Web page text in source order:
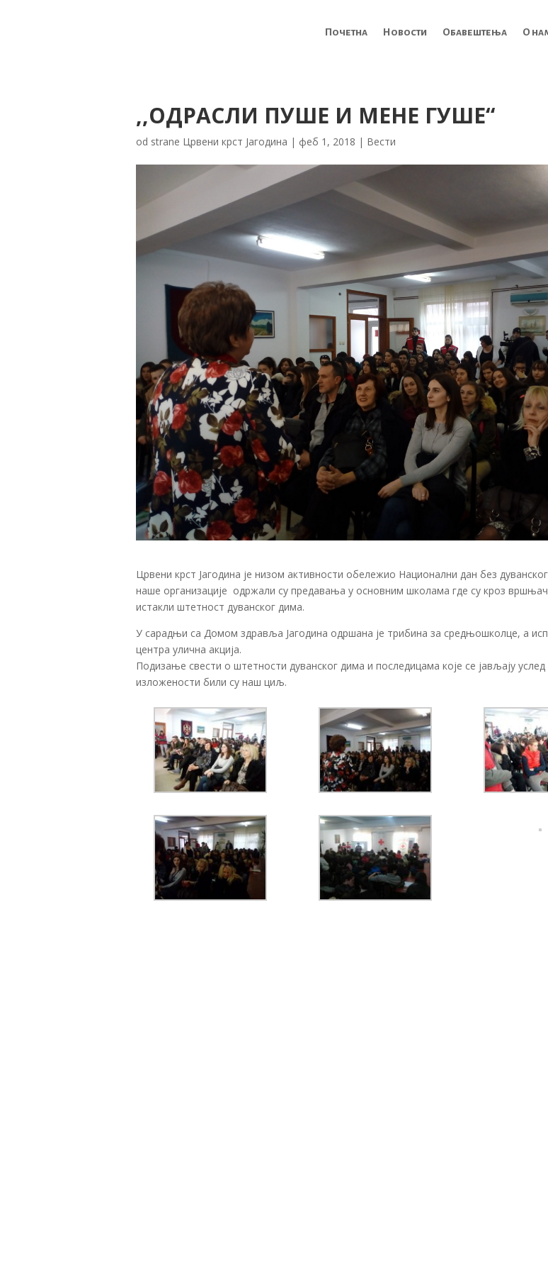
Почетна Новости Обавештења О
,,ОДРАСЛИ ПУШЕ И МЕНЕ ГУШЕ“
od strane Црвени крст Јагодина | феб 1, 2018 | Вести
Црвени крст Јагодина је низом активности обележио Национални дан без
наше организације одржали су предавања у основним школама где су кроз
истакли штетност дуванског дима.
У сарадњи са Домом здравља Јагодина одршана је трибина за средњошколце, а
центра улична акција.
Подизање свести о штетности дуванског дима и последицама које се јављају услед
изложености били су наш циљ.